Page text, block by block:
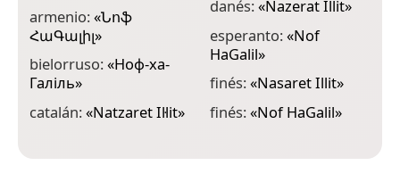
armenio:«Նոֆ
ՀաԳալիլ»
bielorruso:«Ноф-ха-
Галіль»
catalán:«Natzaret Il·lit»
danés:«Nazerat Illit»
esperanto:«Nof
HaGalil»
finés:«Nasaret Illit»
finés:«Nof HaGalil»